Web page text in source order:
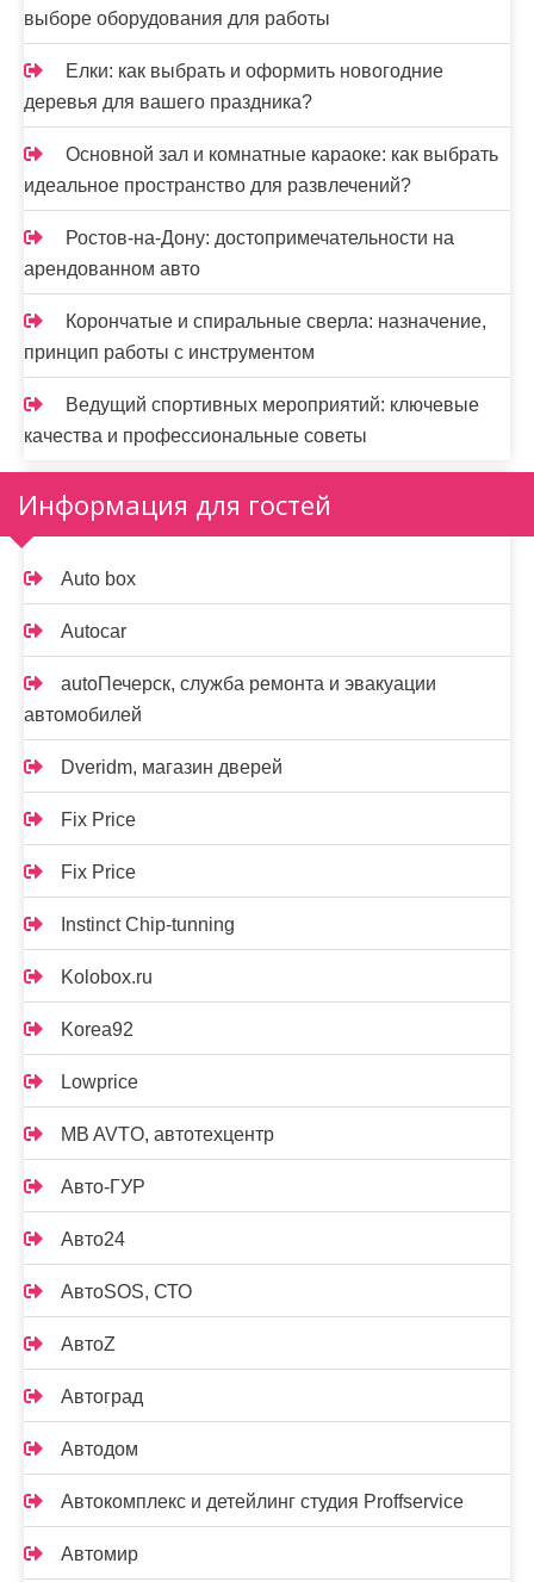
выборе оборудования для работы
Елки: как выбрать и оформить новогодние
деревья для вашего праздника?
Основной зал и комнатные караоке: как выбрать
идеальное пространство для развлечений?
Ростов-на-Дону: достопримечательности на
арендованном авто
Корончатые и спиральные сверла: назначение,
принцип работы с инструментом
Ведущий спортивных мероприятий: ключевые
качества и профессиональные советы
Информация для гостей
Auto box
Autocar
autoПечерск, служба ремонта и эвакуации
автомобилей
Dveridm, магазин дверей
Fix Price
Fix Price
Instinct Chip-tunning
Kolobox.ru
Korea92
Lowprice
MB AVTO, автотехцентр
Авто-ГУР
Авто24
АвтоSOS, СТО
АвтоZ
Автоград
Автодом
Автокомплекс и детейлинг студия Proffservice
Автомир